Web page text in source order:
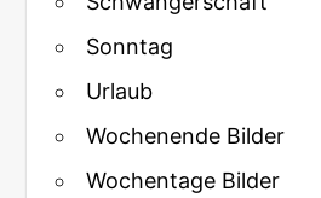
Sonntag
Urlaub
Wochenende Bilder
Wochentage Bilder